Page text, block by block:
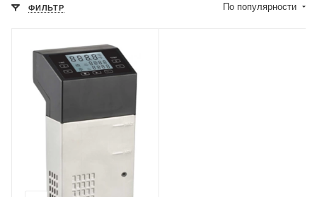
ФИЛЬТР По популярности